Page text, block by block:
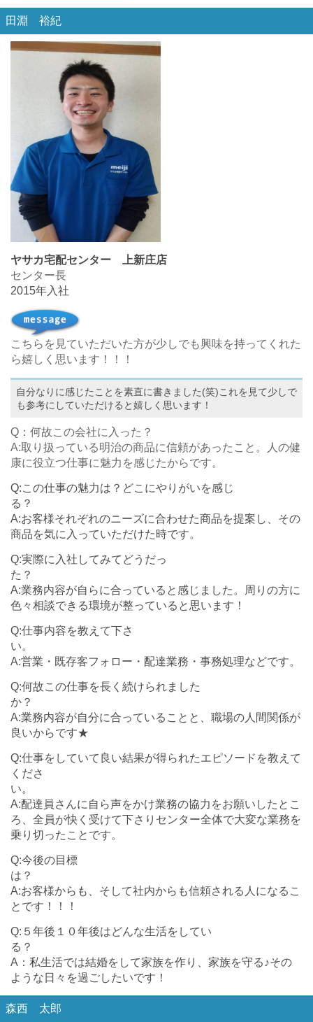
田淵 裕紀
ヤサカ宅配センター 上新庄店
センター長
2015年入社
こちらを見ていただいた方が少しでも興味を持ってくれた
ら嬉しく思います！！！
自分なりに感じたことを素直に書きました(笑)これを見て少しで
も参考にしていただけると嬉しく思います！
Q：何故この会社に入った？
A:取り扱っている明治の商品に信頼があったこと。人の健
康に役立つ仕事に魅力を感じたからです。
Q:この仕事の魅力は？どこにやりがいを感じ
A:お客様それぞれのニーズに合わせた商品を提案し、その
商品を気に入っていただけた時です。
Q:実際に入社してみてどうだっ
A:業務内容が自らに合っていると感じました。周りの方に
色々相談できる環境が整っていると思います！
Q:仕事内容を教えて下さ
A:営業・既存客フォロー・配達業務・事務処理などです。
Q:何故この仕事を長く続けられました
A:業務内容が自分に合っていることと、職場の人間関係が
良いからです★
Q:仕事をしていて良い結果が得られたエピソードを教えて
くださ
A:配達員さんに自ら声をかけ業務の協力をお願いしたとこ
ろ、全員が快く受けて下さりセンター全体で大変な業務を
乗り切ったことです。
Q:今後の目標
A:お客様からも、そして社内からも信頼される人になるこ
とです！！！
Q:５年後１０年後はどんな生活をしてい
る
A：私生活では結婚をして家族を作り、家族を守る♪その
ような日々を過ごしたいです！
森西 太郎